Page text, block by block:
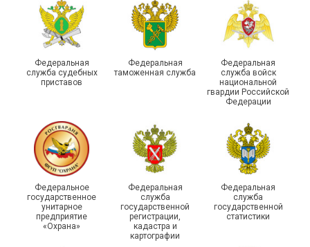
Единство традиций и сила
организаций ГУФСИН
России по Пермскому
краю приняли участие в
туристическом слете
215-й юбилей
государственной
статистики отметили в
Республике Саха (Якутия)
Храбрым детям – добрые
подарки
Федеральная
служба судебных
приставов
Федеральная
таможенная служба
Федеральная
служба войск
национальной
гвардии Российской
Федерации
Федеральное
государственное
унитарное
предприятие
«Охрана»
Федеральная
служба
государственной
регистрации,
кадастра и
картографии
Федеральная
служба
государственной
статистики